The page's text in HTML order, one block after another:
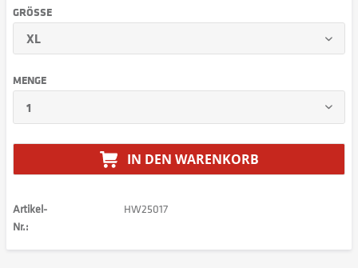
GRÖSSE
MENGE
IN DEN WARENKORB
Artikel-
Nr.:
HW25017